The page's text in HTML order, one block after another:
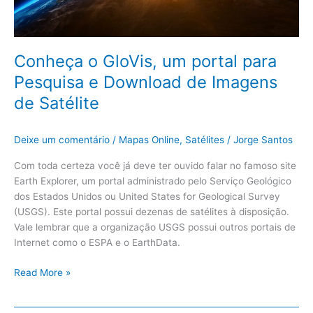
Conheça o GloVis, um portal para
Pesquisa e Download de Imagens
de Satélite
Deixe um comentário / Mapas Online, Satélites / Jorge Santos
Com toda certeza você já deve ter ouvido falar no famoso site
Earth Explorer, um portal administrado pelo Serviço Geológico
dos Estados Unidos ou United States for Geological Survey
(USGS). Este portal possui dezenas de satélites à disposição.
Vale lembrar que a organização USGS possui outros portais de
Internet como o ESPA e o EarthData.
de
Satélite
Read More »